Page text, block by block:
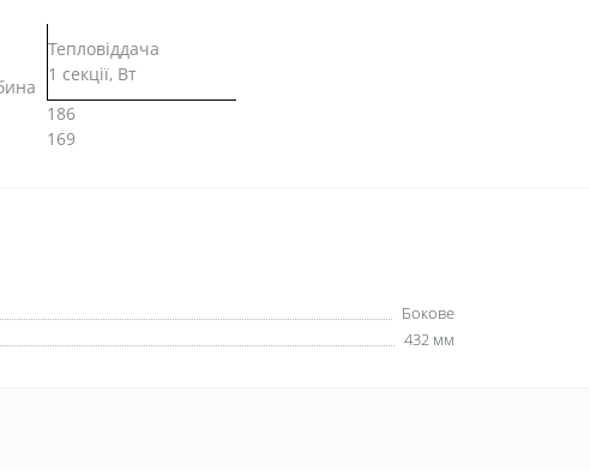
Тепловіддача
1 секції, Вт
186
169
Бокове
432 мм